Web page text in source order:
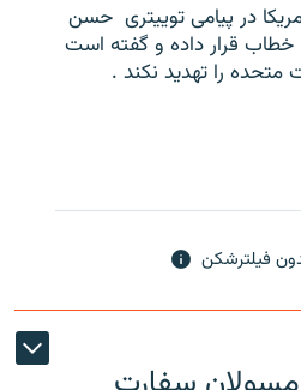
در پیامی توییتری ‌ حسن
خطاب قرار داده و گفته است
متحده را تهدید نکند .
فیلترشکن